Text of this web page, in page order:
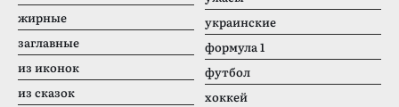
жирные
заглавные
из иконок
из сказок
украинские
формула 1
футбол
хоккей